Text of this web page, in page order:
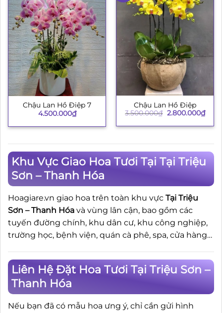
Chậu Lan Hồ Điệp 7
4.500.000₫
Chậu Lan Hồ Điệp
3.500.000₫ Giá
là:
2.800.000₫Giá
hiện
tại
Khu Vực Giao Hoa Tươi Tại Tại Triệu
Sơn – Thanh Hóa
Hoagiare.vn giao hoa trên toàn khu vực Tại Triệu
Sơn – Thanh Hóa và vùng lân cận, bao gồm các
tuyến đường chính, khu dân cư, khu công nghiệp,
trường học, bệnh viện, quán cà phê, spa, cửa hàng…
Liên Hệ Đặt Hoa Tươi Tại Triệu Sơn –
Thanh Hóa
Nếu bạn đã có mẫu hoa ưng ý, chỉ cần gửi hình